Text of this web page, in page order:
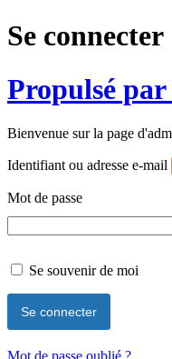
Se connecter
Propulsé
Bienvenue sur la page
Identifiant ou adresse e-mail
Mot de passe
Se souvenir de moi